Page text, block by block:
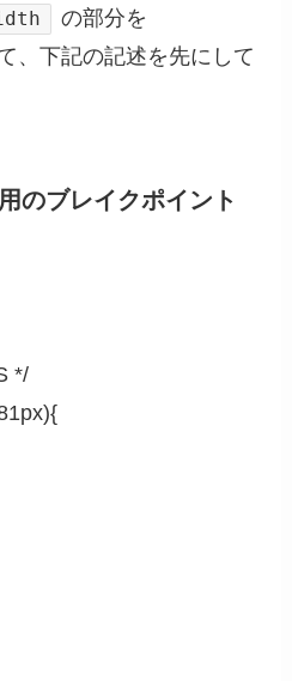
の部分を
、下記の記述を先にして
のブレイクポイント
*/